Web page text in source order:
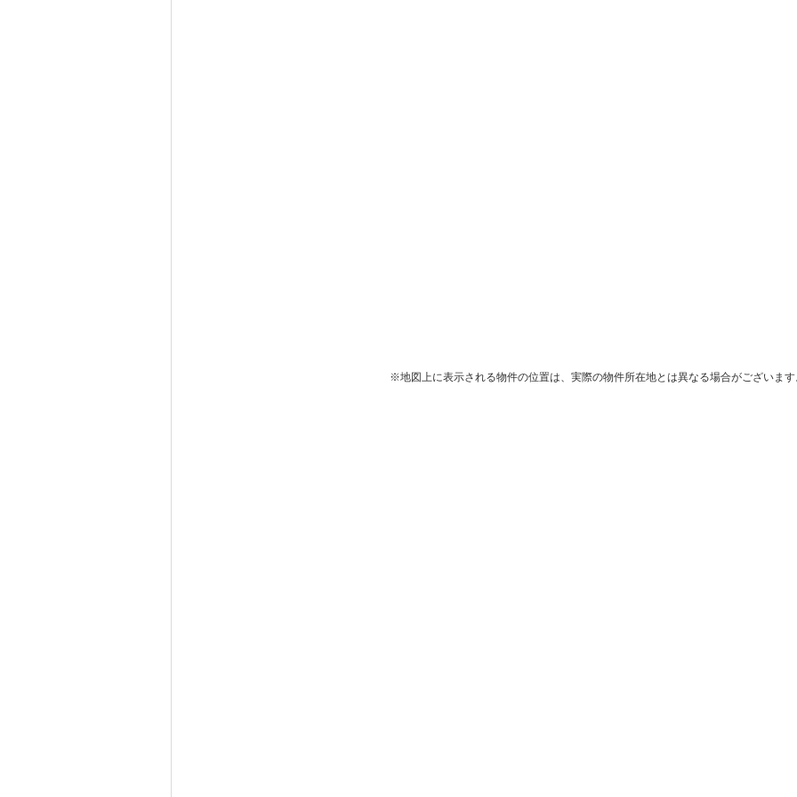
※地図上に表示される物件の位置は、実際の物件所在地とは異なる場合がございます